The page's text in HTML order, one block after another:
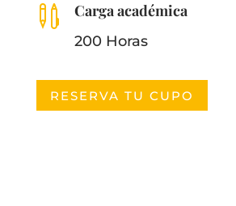
 Carga académica
200 Horas
RESERVA TU CUPO